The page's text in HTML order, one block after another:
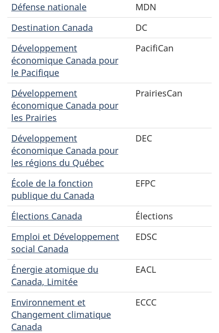
Défense nationale
MDN
Destination Canada
DC
Développement
économique Canada pour
le Pacifique
PacifiCan
Développement
économique Canada pour
les Prairies
PrairiesCan
Développement
économique Canada pour
les régions du Québec
DEC
École de la fonction
publique du Canada
EFPC
Élections Canada
Élections
Emploi et Développement
social Canada
EDSC
Énergie atomique du
Canada, Limitée
EACL
Environnement et
Changement climatique
Canada
ECCC